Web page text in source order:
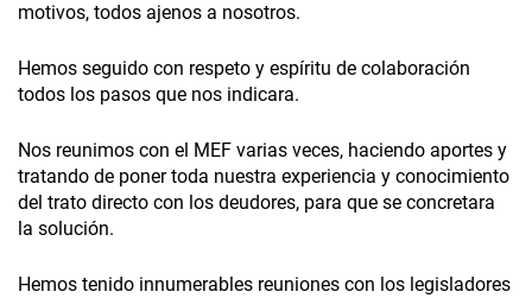
motivos, todos ajenos a nosotros.
Hemos seguido con respeto y espíritu de colaboración
todos los pasos que nos indicara.
Nos reunimos con el MEF varias veces, haciendo aportes y
tratando de poner toda nuestra experiencia y conocimiento
del trato directo con los deudores, para que se concretara
la solución.
Hemos tenido innumerables reuniones con los legisladores